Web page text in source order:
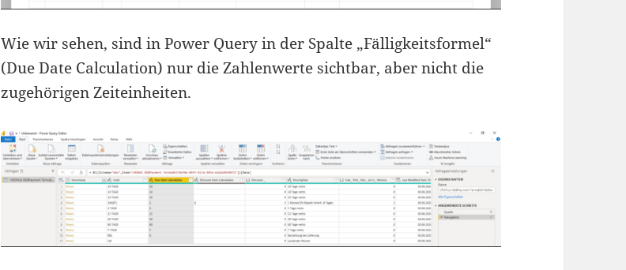
Wie wir sehen, sind in Power Query in der Spalte „Fälligkeitsformel“
(Due Date Calculation) nur die Zahlenwerte sichtbar, aber nicht die
zugehörigen Zeiteinheiten.